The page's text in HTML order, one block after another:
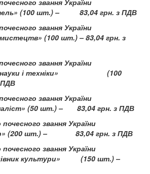
звання України
(100 шт.) – 83,04 грн. з ПДВ
звання України
(100 шт.) – 83,04 грн. з
звання України
науки і техніки» (100
ПДВ
звання України
(50 шт.) – 83,04 грн. з ПДВ
звання України
(200 шт.) – 83,04 грн. з ПДВ
звання України
культури» (150 шт.) –